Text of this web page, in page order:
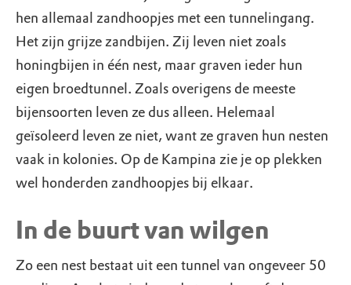
hen allemaal zandhoopjes met een tunnelingang.
Het zijn grijze zandbijen. Zij leven niet zoals
honingbijen in één nest, maar graven ieder hun
eigen broedtunnel. Zoals overigens de meeste
bijensoorten leven ze dus alleen. Helemaal
geïsoleerd leven ze niet, want ze graven hun nesten
vaak in kolonies. Op de Kampina zie je op plekken
wel honderden zandhoopjes bij elkaar.
In de buurt van wilgen
Zo een nest bestaat uit een tunnel van ongeveer 50